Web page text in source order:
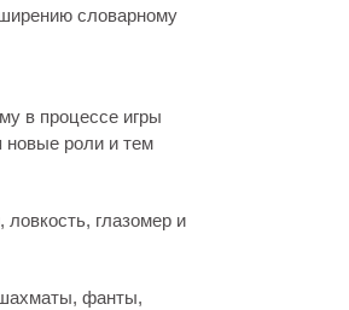
словарному
в процессе игры
новые роли и тем
глазомер и
фанты,